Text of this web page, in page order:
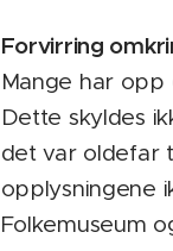
Forvirring
Mange har
Dette skyldes
det var oldefar
opplysningene
Folkemuseum